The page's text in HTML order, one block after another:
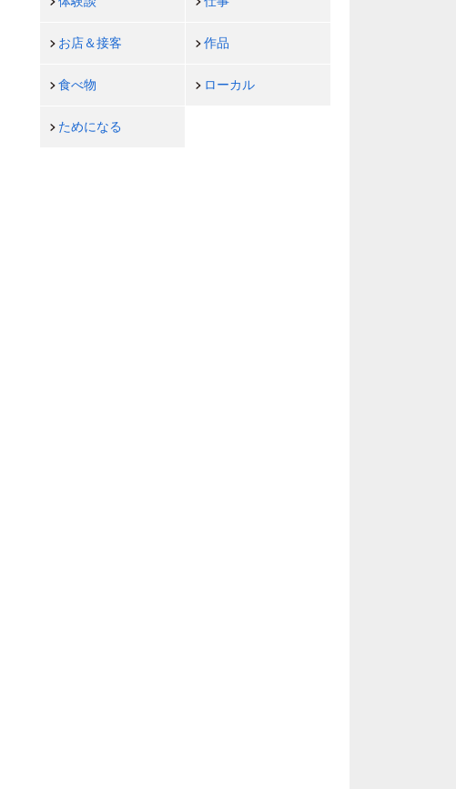
お店＆接客 作品
食べ物 ローカル
ためになる